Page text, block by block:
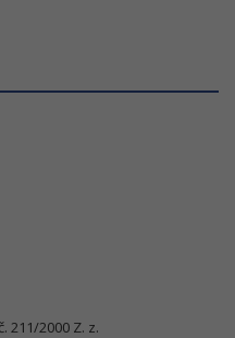
211/2000 Z. z.